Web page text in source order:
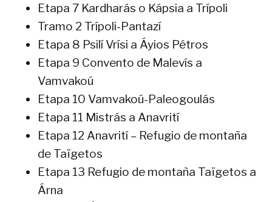
Etapa 7 Kardharás o Kápsia a Trípoli
Tramo 2 Trípoli-Pantazí
Etapa 8 Psilí Vrísi a Áyios Pétros
Etapa 9 Convento de Malevís a
Vamvakoú
Etapa 10 Vamvakoú-Paleogoulás
Etapa 11 Mistrás a Anavrití
Etapa 12 Anavrití – Refugio de montaña
de Taïgetos
Etapa 13 Refugio de montaña Taïgetos a
Árna